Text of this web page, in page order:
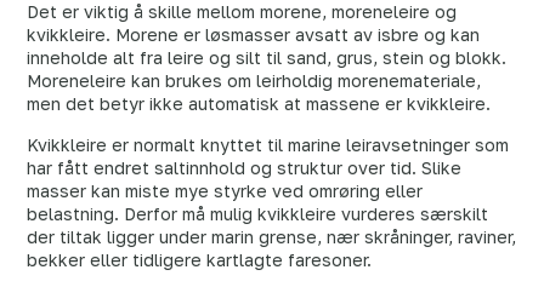
Det er viktig å skille mellom morene, moreneleire og
kvikkleire. Morene er løsmasser avsatt av isbre og kan
inneholde alt fra leire og silt til sand, grus, stein og blokk.
Moreneleire kan brukes om leirholdig morenemateriale,
men det betyr ikke automatisk at massene er kvikkleire.
Kvikkleire er normalt knyttet til marine leiravsetninger som
har fått endret saltinnhold og struktur over tid. Slike
masser kan miste mye styrke ved omrøring eller
belastning. Derfor må mulig kvikkleire vurderes særskilt
der tiltak ligger under marin grense, nær skråninger, raviner,
bekker eller tidligere kartlagte faresoner.